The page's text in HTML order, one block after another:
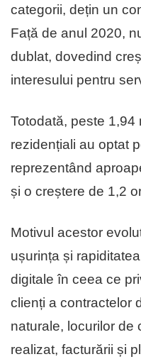
categorii, dețin un
Față de anul 2020,
dublat, dovedind
interesului pentru
Totodată, peste 1,94
rezidențiali au optat
reprezentând
și o creștere de 1,2
Motivul acestor
ușurința și
digitale în ceea ce
clienți a contractelor
naturale, locurilor de
realizat, facturării și